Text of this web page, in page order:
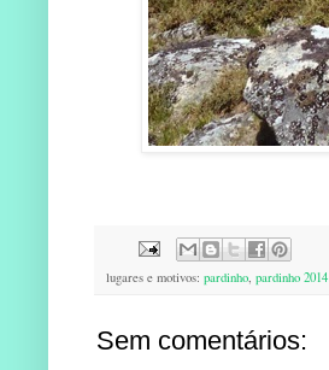
lugares e motivos: pardinho, pardinho 2014
Sem comentários: